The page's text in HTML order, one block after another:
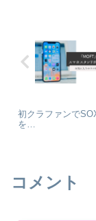
初クラファンで
を…
コメント